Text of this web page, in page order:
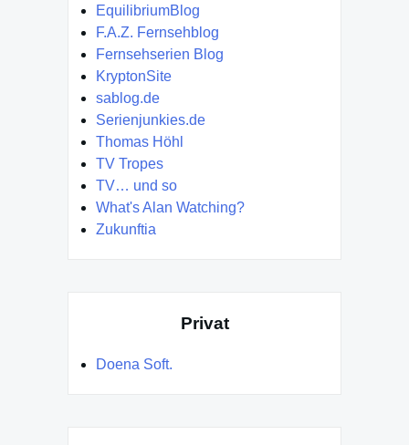
EquilibriumBlog
F.A.Z. Fernsehblog
Fernsehserien Blog
KryptonSite
sablog.de
Serienjunkies.de
Thomas Höhl
TV Tropes
TV… und so
What's Alan Watching?
Zukunftia
Privat
Doena Soft.